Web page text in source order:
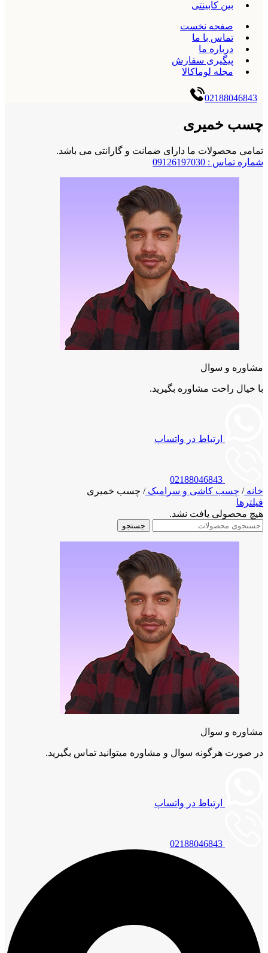
بین کابینتی
صفحه نخست
تماس با ما
درباره ما
پیگیری سفارش
مجله لوماکالا
02188046843
چسب خمیری
تمامی محصولات ما دارای ضمانت و گارانتی می باشد.
شماره تماس : 09126197030
مشاوره و سوال
با خیال راحت مشاوره بگیرید.
ارتباط در واتساپ
02188046843
خانه/ چسب کاشی و سرامیک/ چسب خمیری
فیلترها
هیچ محصولی یافت نشد.
جستجو
مشاوره و سوال
در صورت هرگونه سوال و مشاوره میتوانید تماس بگیرید.
ارتباط در واتساپ
02188046843